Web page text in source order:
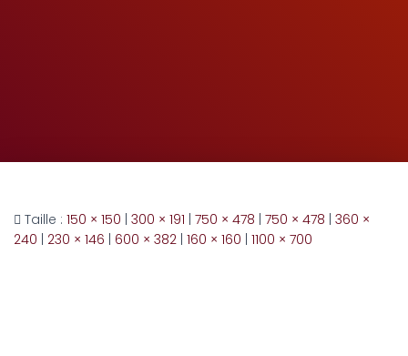
Taille : 150 × 150 300 × 191 750 × 478 750 × 478 360 ×
240
230 × 146 600 × 382 160 × 160 1100 × 700